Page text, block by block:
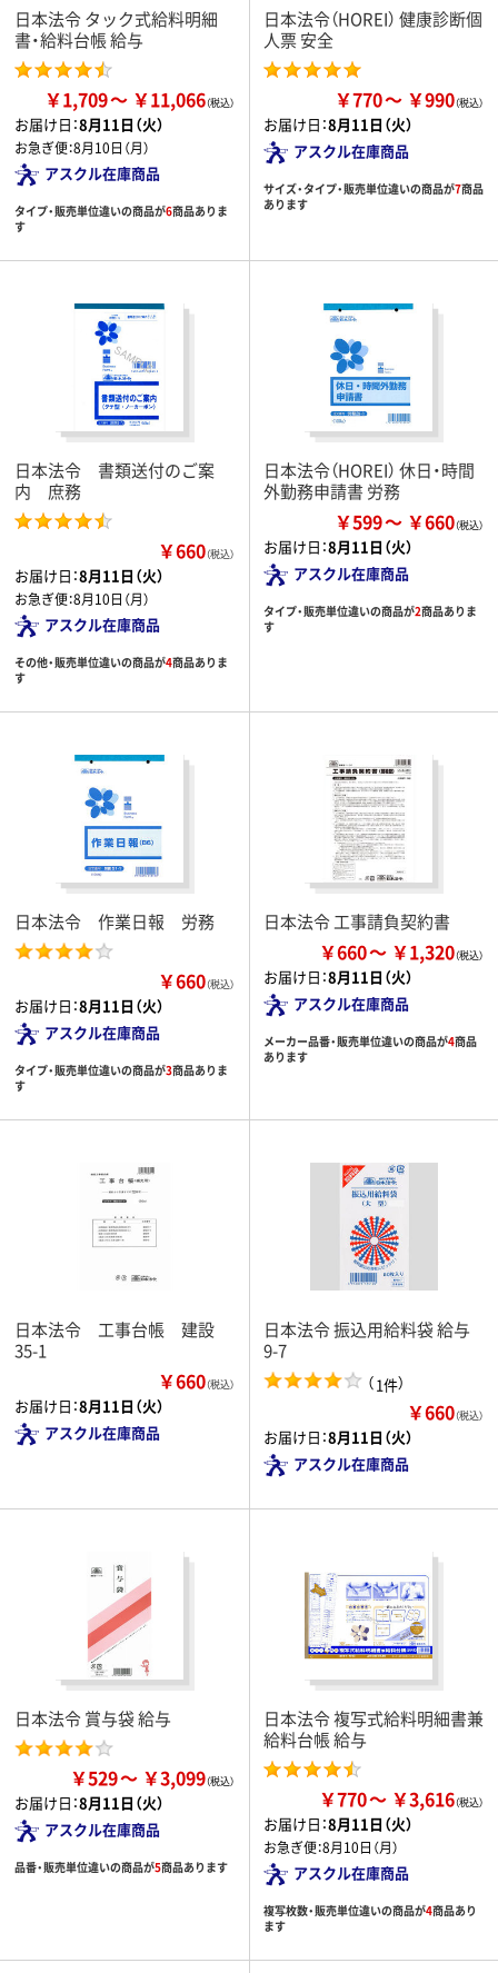
日本法令 タック式給料明細
書・給料台帳 給与
￥1,709 ￥11,066
お届け日：8月11日（火）
お急ぎ便：8月10日（月）
アスクル在庫商品
タイプ・販売単位違いの商品が6商品ありま
す
日本法令（HOREI） 健康診断個
人票 安全
￥770 ￥990
お届け日：8月11日（火）
アスクル在庫商品
サイズ・タイプ・販売単位違いの商品が7商品
あります
日本法令 書類送付のご案
内 庶務
￥660（税込）
お届け日：8月11日（火）
お急ぎ便：8月10日（月）
アスクル在庫商品
その他・販売単位違いの商品が4商品ありま
す
日本法令（HOREI） 休日・時間
外勤務申請書 労務
￥599 ￥660
お届け日：8月11日（火）
アスクル在庫商品
タイプ・販売単位違いの商品が2商品ありま
す
日本法令 作業日報 労務
￥660（税込）
お届け日：8月11日（火）
アスクル在庫商品
タイプ・販売単位違いの商品が3商品ありま
す
日本法令 工事請負契約書
￥660 ￥1,320
お届け日：8月11日（火）
アスクル在庫商品
メーカー品番・販売単位違いの商品が4商品
あります
日本法令 工事台帳 建設
35-1
￥660（税込）
お届け日：8月11日（火）
アスクル在庫商品
日本法令 振込用給料袋 給与
9-7
（1件）
￥660（税込）
お届け日：8月11日（火）
アスクル在庫商品
日本法令 賞与袋 給与
￥529 ￥3,099
お届け日：8月11日（火）
アスクル在庫商品
品番・販売単位違いの商品が5商品あります
日本法令 複写式給料明細書兼
給料台帳 給与
￥770 ￥3,616
お届け日：8月11日（火）
お急ぎ便：8月10日（月）
アスクル在庫商品
複写枚数・販売単位違いの商品が4商品あり
ます